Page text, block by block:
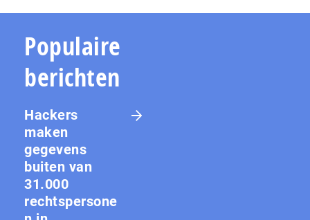
Populaire
berichten
Hackers
maken
gegevens
buiten van
31.000
rechtspersone